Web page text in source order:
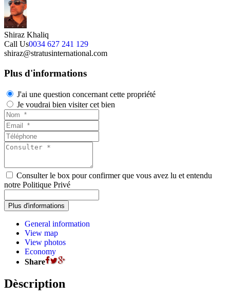
Shiraz Khaliq
Call Us0034 627 241 129
shiraz@stratusinternational.com
Plus d'informations
J'ai une question concernant cette propriété
Je voudrai bien visiter cet bien
Consulter le box pour confirmer que vous avez lu et entendu
notre Politique Privé
General information
View map
View photos
Economy
Share
Dèscription